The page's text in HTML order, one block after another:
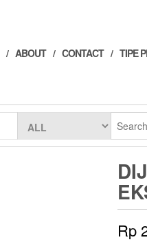
ABOUT CONTACT TIPE
Rp